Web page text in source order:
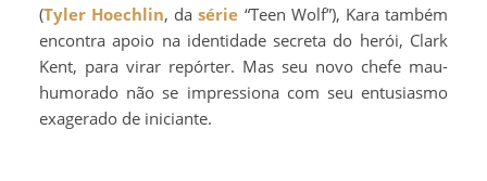
(Tyler Hoechlin, dasérie “Teen Wolf”), Kara também
encontra apoio na identidade secreta do herói, Clark
Kent, para virar repórter. Mas seu novo chefe mau-
humorado não se impressiona com seu entusiasmo
exagerado de iniciante.